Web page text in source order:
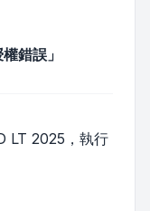
錯誤」
LT 2025，執行